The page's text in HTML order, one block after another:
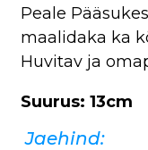
Peale
maalidaka ka
Huvitav ja
Suurus: 13cm
Jaehind: